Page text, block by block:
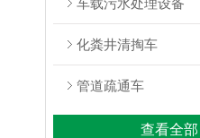
车载污水处理设备
化粪井清掏车
管道疏通车
查看全部